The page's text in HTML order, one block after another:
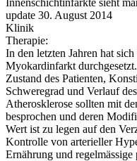
update 30. August 2014
Klinik
Therapie:
In den letzten Jahren hat
Myokardinfarkt
Zustand des Patienten,
Schweregrad und Verlauf
Atherosklerose sollten mit
besprochen und deren
Wert ist zu legen auf den
Kontrolle von arterieller
Ernährung und